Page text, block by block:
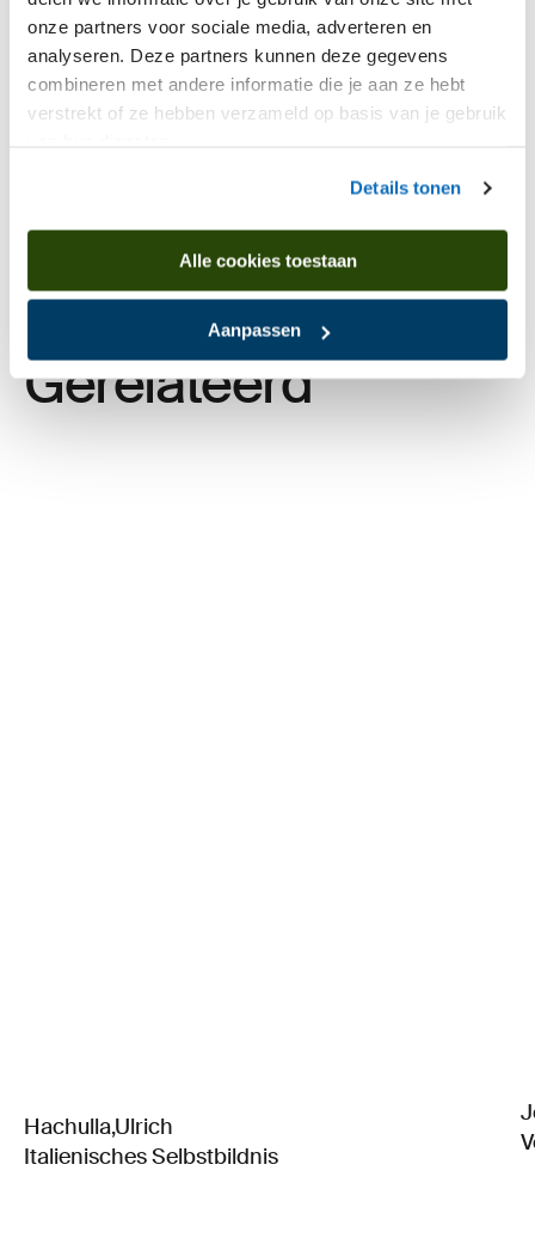
onze partners voor sociale media, adverteren en
analyseren. Deze partners kunnen deze gegevens
combineren met andere informatie die je aan ze hebt
verstrekt of ze hebben verzameld op basis van je gebruik
Details tonen
Alle cookies toestaan
Aanpassen
Publicaties
Deel je kennis
Gerelateerd
Hachulla,Ulrich
Italienisches Selbstbildnis